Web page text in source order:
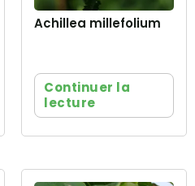
Achillea millefolium
Continuer la
lecture